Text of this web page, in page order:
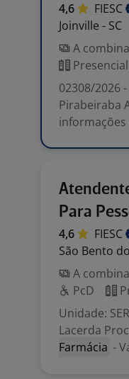
4,6
FIESC
Joinville - SC
A
Presencial
02308/2026 -
Pirabeiraba
informações
Para
4,6
FIESC
São Bento
A
PcD
Unidade:
Lacerda
Farmácia -